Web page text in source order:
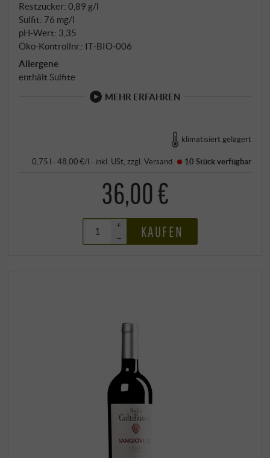
Restzucker: 0,89 g/l
Sulfit: 76 mg/l
pH-Wert: 3,35
Öko-Kontrollnr.: IT‑BIO‑006
Allergene
enthält Sulfite
MEHR ERFAHREN
klimatisiert gelagert
0,75 l · 48,00 €/l · inkl. USt , zzgl.Versand 10 Stückverfügbar
36,00 €
+
–
KAUFEN